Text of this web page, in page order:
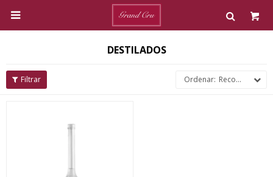

DESTILADOS
Recomendados